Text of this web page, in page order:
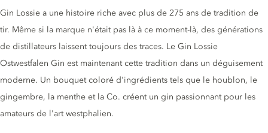
Description du gin
Gin Lossie a une histoire riche avec plus de 275 ans de tradition de
tir. Même si la marque n'était pas là à ce moment-là, des générations
de distillateurs laissent toujours des traces. Le Gin Lossie
Ostwestfalen Gin est maintenant cette tradition dans un déguisement
moderne. Un bouquet coloré d'ingrédients tels que le houblon, le
gingembre, la menthe et la Co. créent un gin passionnant pour les
amateurs de l'art westphalien.